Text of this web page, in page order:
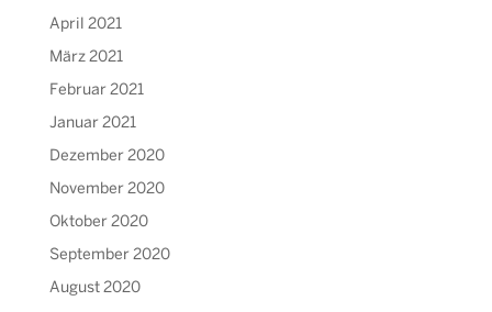
April 2021
März 2021
Februar 2021
Januar 2021
Dezember 2020
November 2020
Oktober 2020
September 2020
August 2020